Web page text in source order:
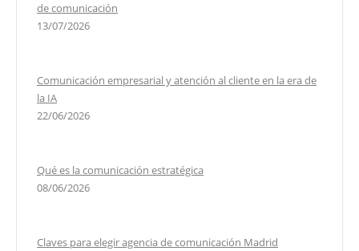
de comunicación
13/07/2026
Comunicación empresarial y atención al cliente en la era de
la IA
22/06/2026
Qué es la comunicación estratégica
08/06/2026
Claves para elegir agencia de comunicación Madrid